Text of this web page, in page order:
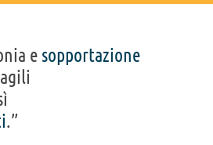
e sopportazione
.”